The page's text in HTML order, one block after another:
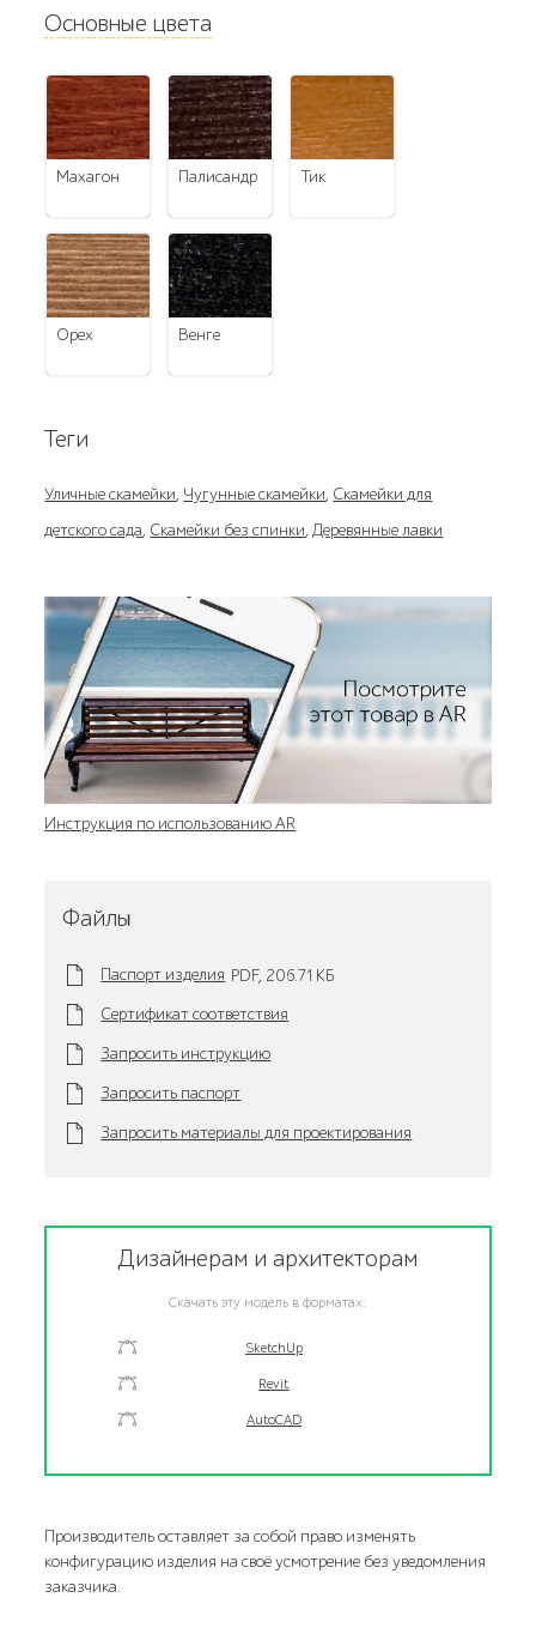
Основные цвета
махагон палисандр тик
орех венге
Теги
Уличные скамейки, Чугунные скамейки, Скамейки для
детского сада, Скамейки без спинки,Деревянные лавки
Инструкция по использованию AR
Файлы
Паспорт изделия PDF, 206.71 KБ
Сертификат соответствия
Запросить инструкцию
Запросить паспорт
Запросить материалы для проектирования
Дизайнерам и архитекторам
Скачать эту модель в форматах:
SketchUp
Revit
AutoCAD
Производитель оставляет за собой право изменять
конфигурацию изделия на своё усмотрение без уведомления
заказчика.